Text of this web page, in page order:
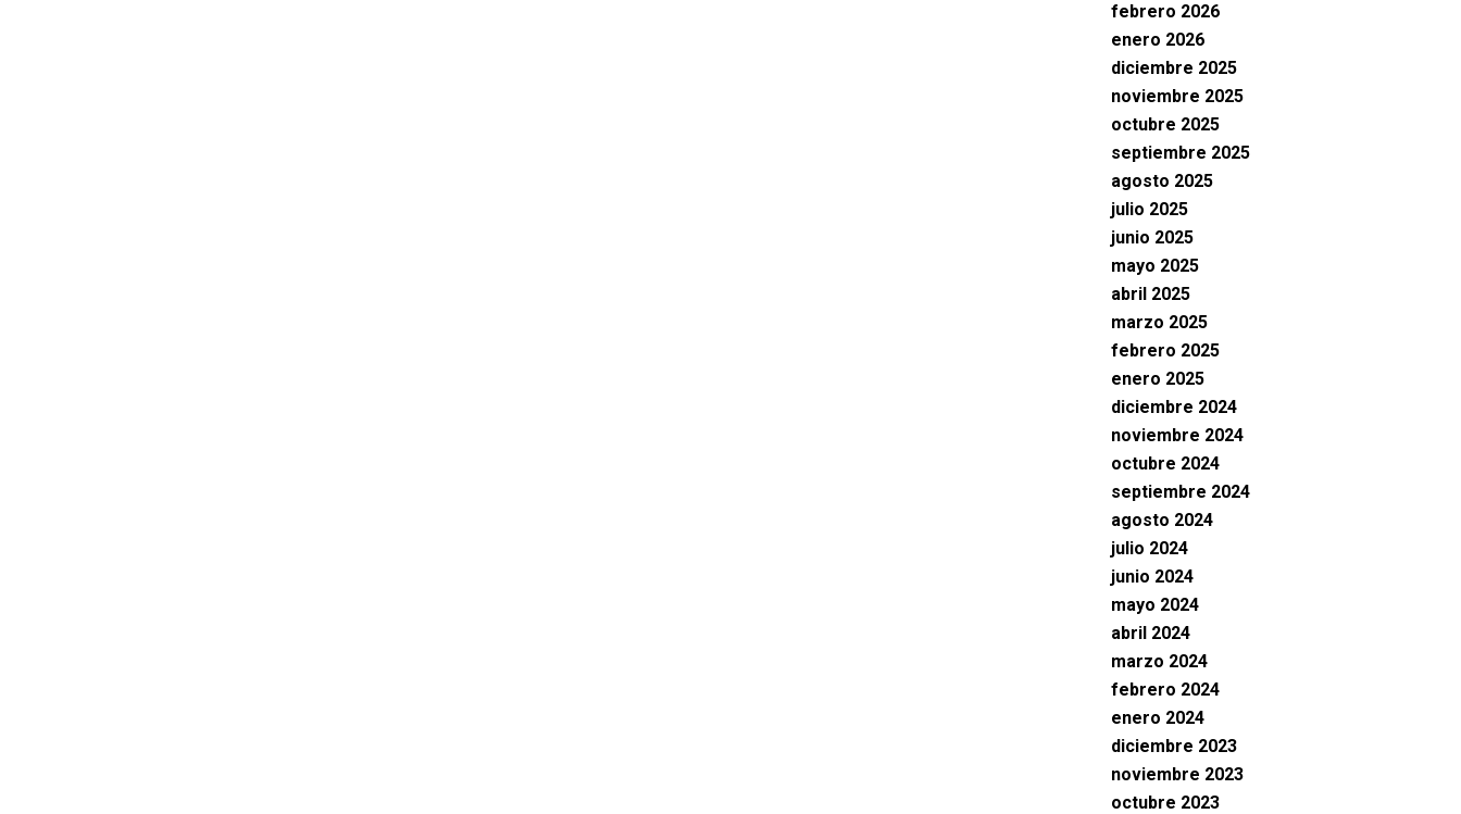
febrero 2026
enero 2026
diciembre 2025
noviembre 2025
octubre 2025
septiembre 2025
agosto 2025
julio 2025
junio 2025
mayo 2025
abril 2025
marzo 2025
febrero 2025
enero 2025
diciembre 2024
noviembre 2024
octubre 2024
septiembre 2024
agosto 2024
julio 2024
junio 2024
mayo 2024
abril 2024
marzo 2024
febrero 2024
enero 2024
diciembre 2023
noviembre 2023
octubre 2023